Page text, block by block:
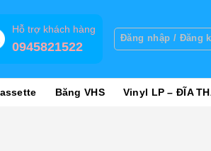
Hỗ trợ khách hàng
0945821522
Đăng nhập / Đăng
Băng VHS Vinyl LP – ĐĨA